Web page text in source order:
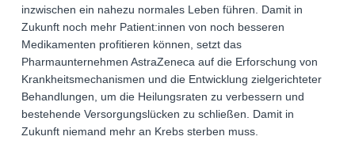
inzwischen ein nahezu normales Leben führen. Damit in
Zukunft noch mehr Patient:innen von noch besseren
Medikamenten profitieren können, setzt das
Pharmaunternehmen AstraZeneca auf die Erforschung von
Krankheitsmechanismen und die Entwicklung zielgerichteter
Behandlungen, um die Heilungsraten zu verbessern und
bestehende Versorgungslücken zu schließen. Damit in
Zukunft niemand mehr an Krebs sterben muss.